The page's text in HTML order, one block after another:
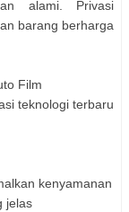
alami. Privasi
barang berharga
Film
teknologi terbaru
kenyamanan
jelas